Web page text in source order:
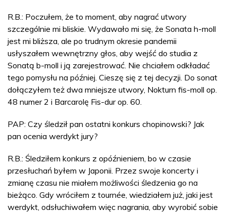
R.B.: Poczułem, że to moment, aby nagrać utwory
szczególnie mi bliskie. Wydawało mi się, że Sonata h-moll
jest mi bliższa, ale po trudnym okresie pandemii
usłyszałem wewnętrzny głos, aby wejść do studia z
Sonatą b-moll i ją zarejestrować. Nie chciałem odkładać
tego pomysłu na później. Cieszę się z tej decyzji. Do sonat
dołączyłem też dwa mniejsze utwory, Nokturn fis-moll op.
48 numer 2 i Barcarolę Fis-dur op. 60.
PAP: Czy śledził pan ostatni konkurs chopinowski? Jak
pan ocenia werdykt jury?
R.B.: Śledziłem konkurs z opóźnieniem, bo w czasie
przesłuchań byłem w Japonii. Przez swoje koncerty i
zmianę czasu nie miałem możliwości śledzenia go na
bieżąco. Gdy wróciłem z tournée, wiedziałem już, jaki jest
werdykt, odsłuchiwałem więc nagrania, aby wyrobić sobie